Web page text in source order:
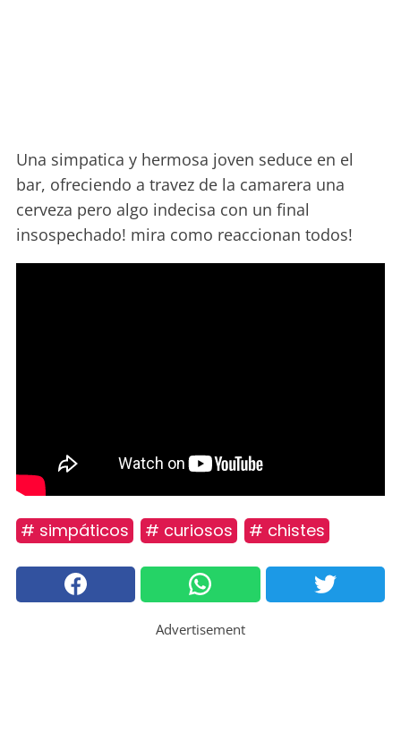
Una simpatica y hermosa joven seduce en el
bar, ofreciendo a travez de la camarera una
cerveza pero algo indecisa con un final
insospechado! mira como reaccionan todos!
# simpáticos # curiosos # chistes
Advertisement